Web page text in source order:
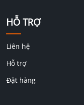
HỖ TRỢ
Liên hệ
Hỗ trợ
Đặt hàng